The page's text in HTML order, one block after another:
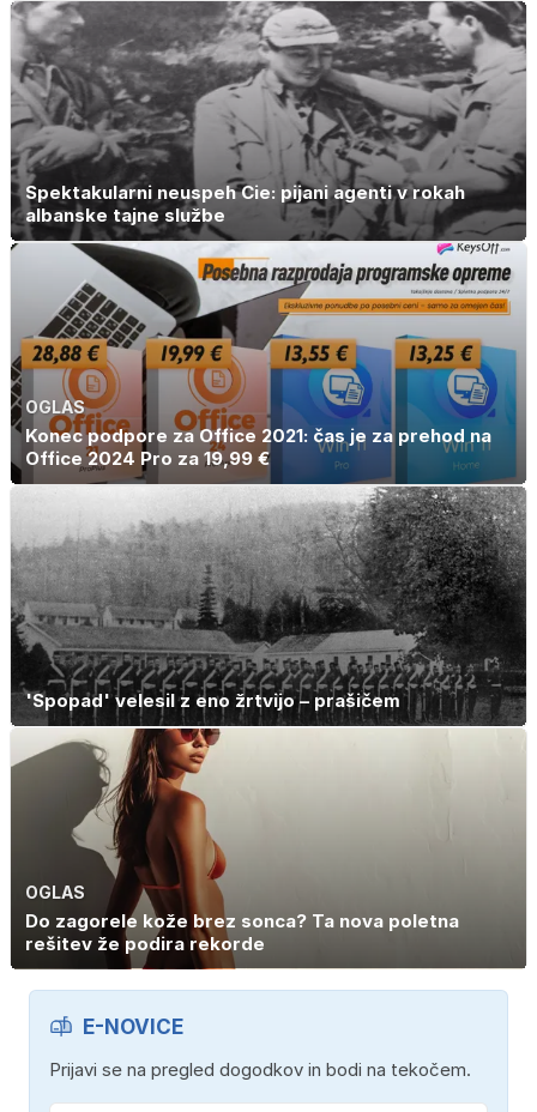
Spektakularni neuspeh Cie: pijani agenti v rokah
albanske tajne službe
OGLAS
Konec podpore za Office 2021: čas je za prehod na
Office 2024 Pro za 19,99 €
'Spopad' velesil z eno žrtvijo – prašičem
OGLAS
Do zagorele kože brez sonca? Ta nova poletna
rešitev že podira rekorde
E-NOVICE
Prijavi se na pregled dogodkov in bodi na tekočem.